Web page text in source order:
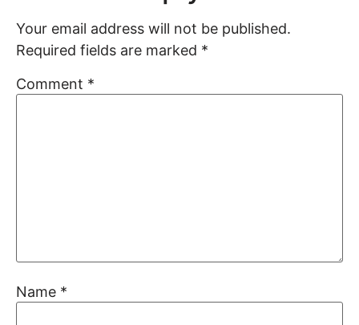
Your email address will not be published.
Required fields are marked *
Comment *
Name *